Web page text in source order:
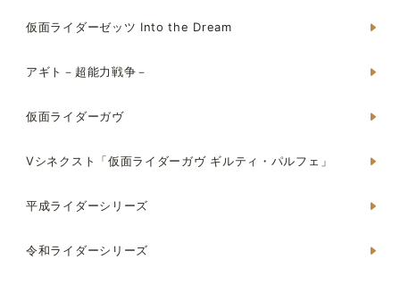
仮面ライダーゼッツ Into the Dream
アギト－超能力戦争－
仮面ライダーガヴ
Vシネクスト「仮面ライダーガヴ ギルティ・パルフェ」
平成ライダーシリーズ
令和ライダーシリーズ